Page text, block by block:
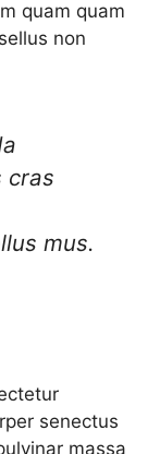
quam quam
non
cras
mus.
senectus
massa